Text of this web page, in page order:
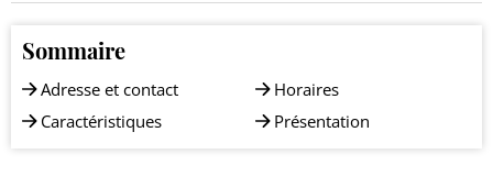
Sommaire
Adresse et contact
Caractéristiques
Horaires
Présentation